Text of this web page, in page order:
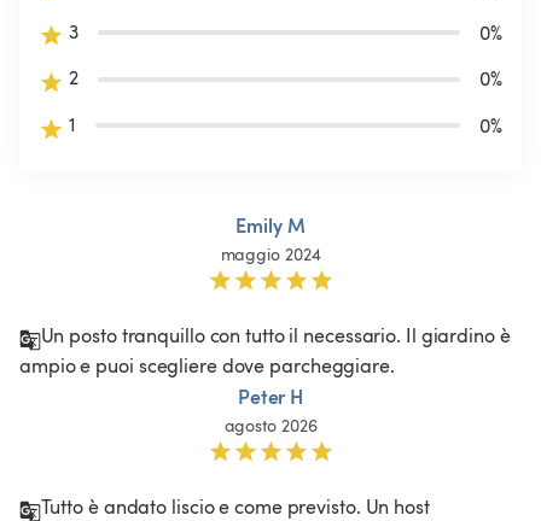
3
0%
2
0%
1
0%
Emily M
maggio 2024
Un posto tranquillo con tutto il necessario. Il giardino è
ampio e puoi scegliere dove parcheggiare.
Peter H
agosto 2026
Tutto è andato liscio e come previsto. Un host